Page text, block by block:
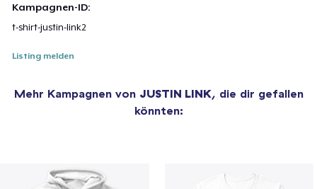
Kampagnen-ID:
t-shirt-justin-link2
Listing melden
Mehr Kampagnen von JUSTIN LINK, die dir gefallen
könnten: